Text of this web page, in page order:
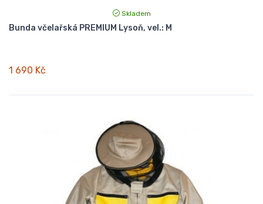
Skladem
Bunda včelařská PREMIUM Lysoň, vel.: M
1 690 Kč